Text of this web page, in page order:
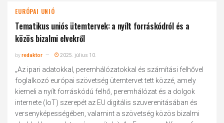
EURÓPAI UNIÓ
Tematikus uniós ütemtervek: a nyílt forráskódról és a
közös bizalmi elvekről
byredaktor 2025. július 10.
„Az ipari adatokkal, peremhálózatokkal és számítási felhővel
foglalkozó európai szövetség ütemtervet tett közzé, amely
kiemeli a nyílt forráskódú felhő, peremhálózat és a dolgok
internete (IoT) szerepét az EU digitális szuverenitásában és
versenyképességében, valamint a szövetség közös bizalmi